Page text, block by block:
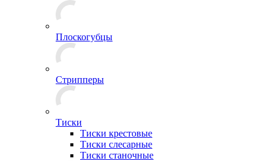
Плоскогубцы
Стрипперы
Тиски
Тиски крестовые
Тиски слесарные
Тиски станочные